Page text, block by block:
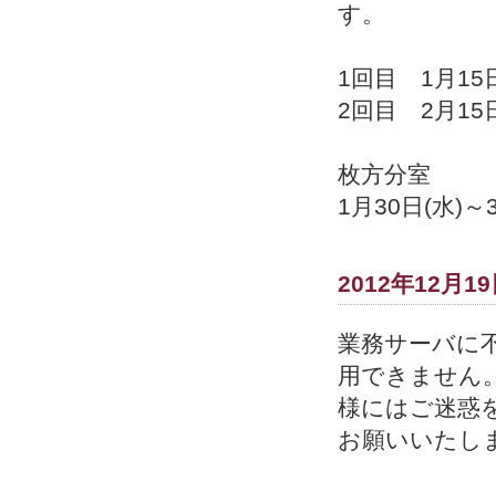
す。
1回目 1月15
2回目 2月15
枚方分室
1月30日(水)～
2012年12月
業務サーバに
用できません
様にはご迷惑
お願いいたし